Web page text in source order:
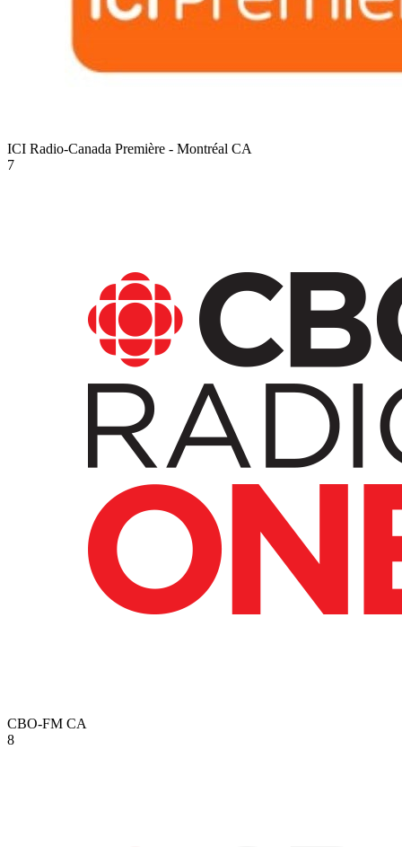
ICI Radio-Canada Première - Montréal CA
7
CBO-FM CA
8